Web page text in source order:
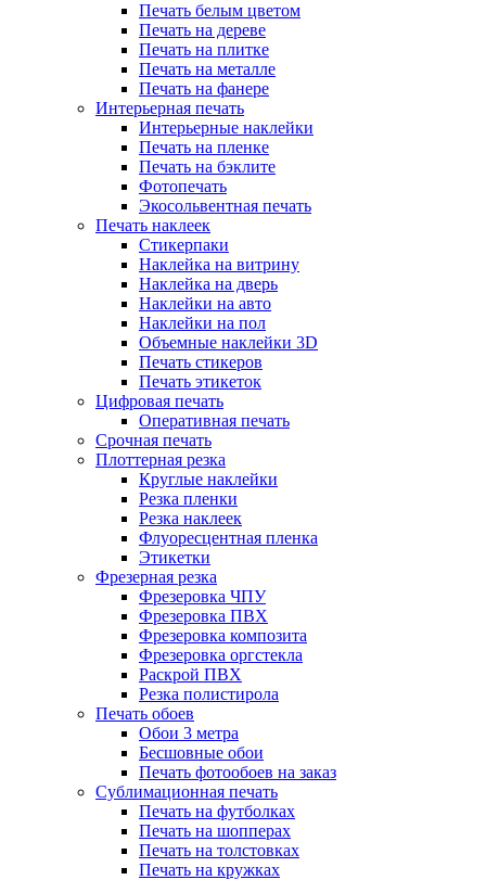
Печать белым цветом
Печать на дереве
Печать на плитке
Печать на металле
Печать на фанере
Интерьерная печать
Интерьерные наклейки
Печать на пленке
Печать на бэклите
Фотопечать
Экосольвентная печать
Печать наклеек
Стикерпаки
Наклейка на витрину
Наклейка на дверь
Наклейки на авто
Наклейки на пол
Объемные наклейки 3D
Печать стикеров
Печать этикеток
Цифровая печать
Оперативная печать
Срочная печать
Плоттерная резка
Круглые наклейки
Резка пленки
Резка наклеек
Флуоресцентная пленка
Этикетки
Фрезерная резка
Фрезеровка ЧПУ
Фрезеровка ПВХ
Фрезеровка композита
Фрезеровка оргстекла
Раскрой ПВХ
Резка полистирола
Печать обоев
Обои 3 метра
Бесшовные обои
Печать фотообоев на заказ
Сублимационная печать
Печать на футболках
Печать на шопперах
Печать на толстовках
Печать на кружках